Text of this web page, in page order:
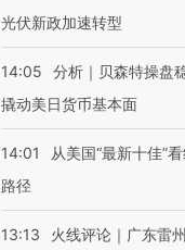
光伏新政加速转型
14:05
分析｜贝森特操盘
撬动美日货币基本面
14:01
从美国“最新十佳”
路径
13:13
火线评论｜广东雷